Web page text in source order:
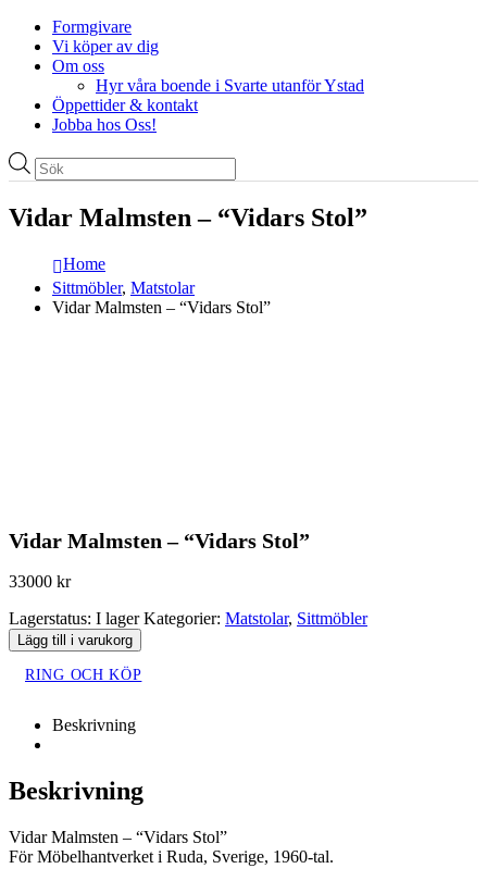
Formgivare
Vi köper av dig
Om oss
Hyr våra boende i Svarte utanför Ystad
Öppettider & kontakt
Jobba hos Oss!
Produktsökning
Vidar Malmsten – “Vidars Stol”
Home
Sittmöbler, Matstolar
Vidar Malmsten – “Vidars Stol”
Vidar Malmsten – “Vidars Stol”
33000 kr
Lagerstatus: I lager Kategorier: Matstolar, Sittmöbler
Lägg till i varukorg
RING OCH KÖP
Beskrivning
Beskrivning
Vidar Malmsten – “Vidars Stol”
För Möbelhantverket i Ruda, Sverige, 1960-tal.